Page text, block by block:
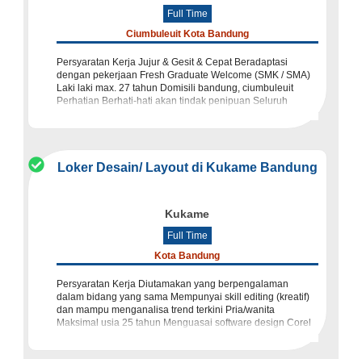
Full Time
Ciumbuleuit Kota Bandung
Persyaratan Kerja Jujur & Gesit & Cepat Beradaptasi
dengan pekerjaan Fresh Graduate Welcome (SMK / SMA)
Laki laki max. 27 tahun Domisili bandung, ciumbuleuit
Perhatian Berhati-hati akan tindak penipuan Seluruh
Loker Desain/ Layout di Kukame Bandung
Kukame
Full Time
Kota Bandung
Persyaratan Kerja Diutamakan yang berpengalaman
dalam bidang yang sama Mempunyai skill editing (kreatif)
dan mampu menganalisa trend terkini Pria/wanita
Maksimal usia 25 tahun Menguasai software design Corel